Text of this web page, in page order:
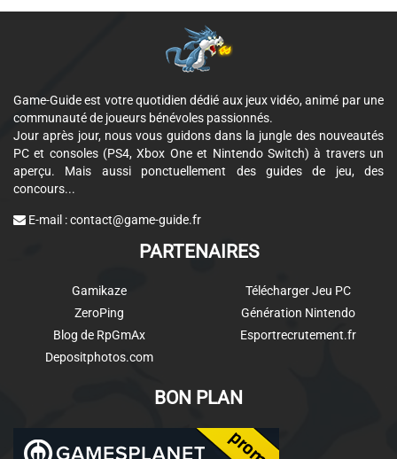
Game-Guide est votre quotidien dédié aux jeux vidéo, animé par une
communauté de joueurs bénévoles passionnés.
Jour après jour, nous vous guidons dans la jungle des nouveautés
PC et consoles (PS4, Xbox One et Nintendo Switch) à travers un
aperçu. Mais aussi ponctuellement des guides de jeu, des
concours...
E-mail :contact@game-guide.fr
PARTENAIRES
Gamikaze
ZeroPing
Blog de RpGmAx
Depositphotos.com
Télécharger Jeu PC
Génération Nintendo
Esportrecrutement.fr
BON PLAN